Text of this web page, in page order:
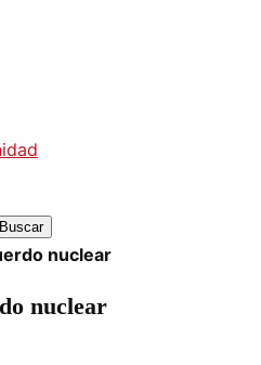
nuclear
nuclear